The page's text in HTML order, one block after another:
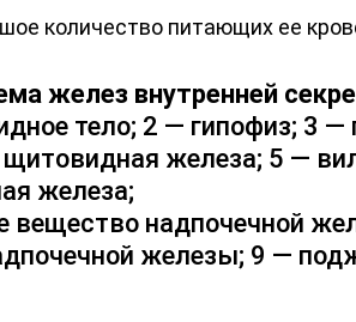
количество питающих ее
желез внутренней
тело; 2 — гипофиз; 3
железа; 5 —
железа;
вещество надпочечной
железы; 9 —